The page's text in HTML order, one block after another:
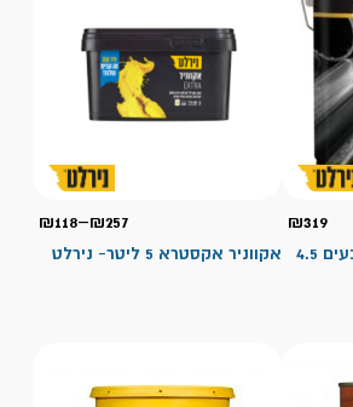
₪319
יסוד פנולי 503 במגוון צבעים 4.5
₪118–₪257
אקווניר אקסטרא 5 ליטר- נירלט